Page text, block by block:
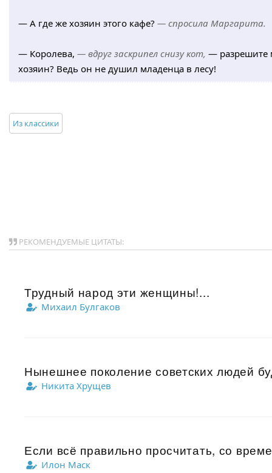
— А где же хозяин этого кафе? — спросила Маргарита.
— Королева, — вдруг заскрипел снизу кот, — разрешите
хозяин? Ведь он не душил младенца в лесу!
Из классики
РЕКОМЕНДУЕМЫЕ ЦИТАТЫ:
Трудный народ эти женщины!...
Михаил Булгаков
Нынешнее поколение советских людей
Никита Хрущев
Если всё правильно просчитать, со
Илон Маск